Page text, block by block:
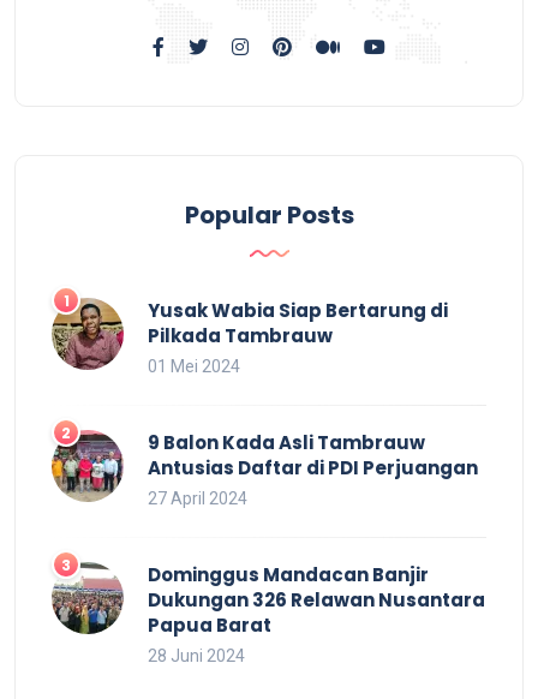
Popular Posts
Yusak Wabia Siap Bertarung di
Pilkada Tambrauw
01 Mei 2024
9 Balon Kada Asli Tambrauw
Antusias Daftar di PDI Perjuangan
27 April 2024
Dominggus Mandacan Banjir
Dukungan 326 Relawan Nusantara
Papua Barat
28 Juni 2024